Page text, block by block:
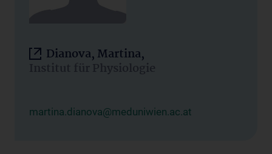
Dianova, Martina,
Institut für Physiologie
martina.dianova@meduniwien.ac.at